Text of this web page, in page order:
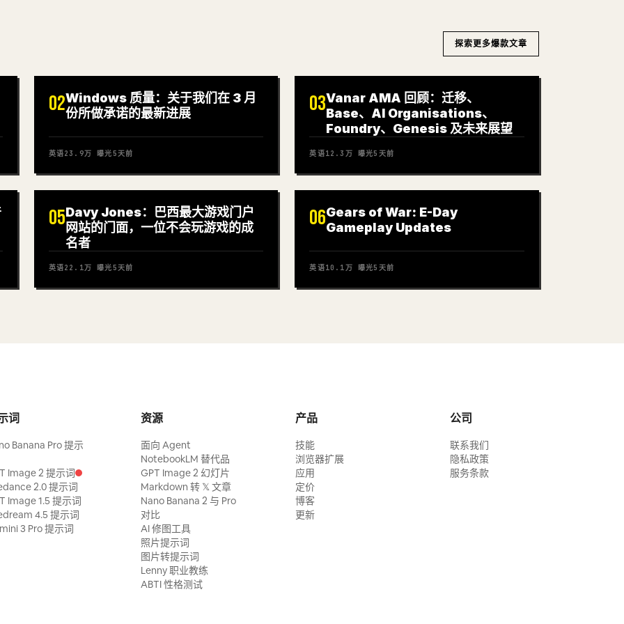
探索更多爆款文章
02Windows 质量：关于我们在 3 月
份所做承诺的最新进展
英语23.9万 曝光5天前
03Vanar AMA 回顾：迁移、
Base、AI Organisations、
Foundry、Genesis 及未来展望
英语12.3万 曝光5天前
05Davy Jones：巴西最大游戏门户
网站的门面，一位不会玩游戏的成
名者
英语22.1万 曝光5天前
06Gears of War: E-Day
Gameplay Updates
英语10.1万 曝光5天前
词
Banana Pro 提示
Image 2 提示词
2.0 提示词
Image 1.5 提示词
4.5 提示词
3 Pro 提示词
资源
面向 Agent
NotebookLM 替代品
GPT Image 2 幻灯片
Markdown 转 𝕏 文章
Nano Banana 2 与 Pro
对比
AI 修图工具
照片提示词
图片转提示词
Lenny 职业教练
ABTI 性格测试
产品
技能
浏览器扩展
应用
定价
博客
更新
公司
联系我们
隐私政策
服务条款